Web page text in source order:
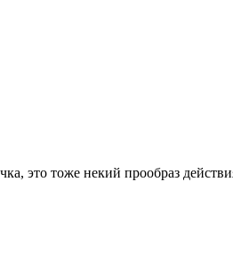
это тоже некий прообраз